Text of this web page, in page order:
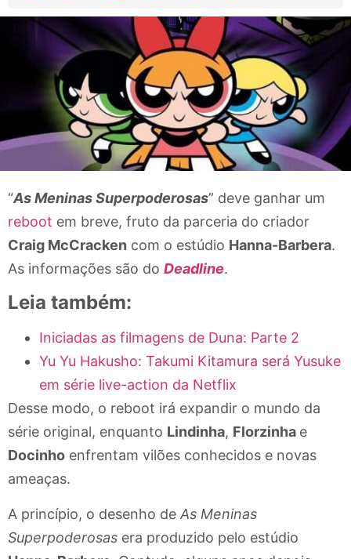
“As Meninas Superpoderosas” deve ganhar um
reboot em breve, fruto da parceria do criador
Craig McCracken com o estúdio Hanna-Barbera.
As informações são do Deadline.
Leia também:
Iniciadas as filmagens de Duna: Parte 2
Yu Yu Hakusho: Takumi Kitamura será Yusuke
em série live-action da Netflix
Desse modo, o reboot irá expandir o mundo da
série original, enquanto Lindinha, Florzinha e
Docinho enfrentam vilões conhecidos e novas
ameaças.
A princípio, o desenho de As Meninas
Superpoderosas era produzido pelo estúdio